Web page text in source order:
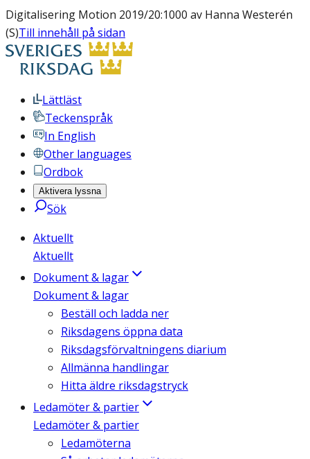
Digitalisering Motion 2019/20:1000 av Hanna Westerén
(S)Till innehåll på sidan
Lättläst
Teckenspråk
In English
Other languages
Ordbok
Aktivera lyssna
Sök
Aktuellt
Aktuellt
Dokument & lagar
Dokument & lagar
Beställ och ladda ner
Riksdagens öppna data
Riksdagsförvaltningens diarium
Allmänna handlingar
Hitta äldre riksdagstryck
Ledamöter & partier
Ledamöter & partier
Ledamöterna